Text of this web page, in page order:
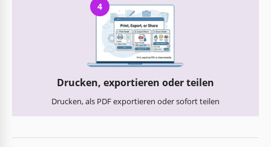
4
Drucken, exportieren oder teilen
Drucken, als PDF exportieren oder sofort teilen